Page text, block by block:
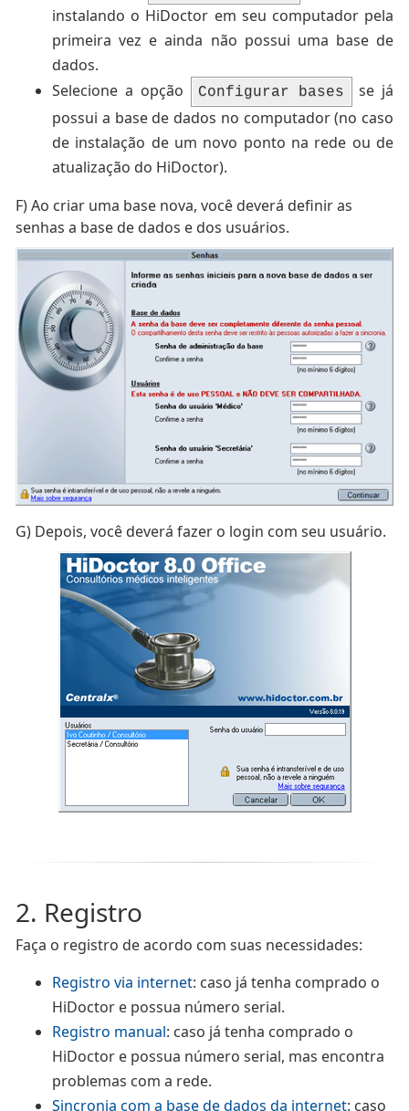
instalando o HiDoctor em seu computador pela
primeira vez e ainda não possui uma base de
dados.
Selecione a opção
Configurar bases
se já
possui a base de dados no computador (no caso
de instalação de um novo ponto na rede ou de
atualização do HiDoctor).
F)Ao criar uma base nova, você deverá definir as
senhas a base de dados e dos usuários.
G) Depois, você deverá fazer o login com seu usuário.
2. Registro
Faça o registro de acordo com suas necessidades:
Registro via internet: caso já tenha comprado o
HiDoctor e possua número serial.
Registro manual: caso já tenha comprado o
HiDoctor e possua número serial, mas encontra
problemas com a rede.
Sincronia com a base de dados da internet: caso